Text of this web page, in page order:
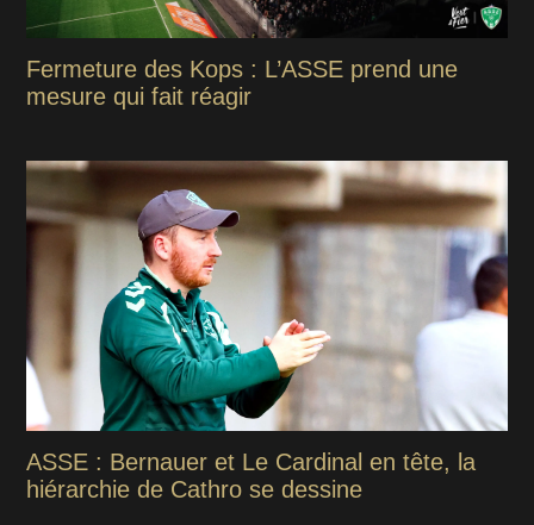
Fermeture des Kops : L’ASSE prend une
mesure qui fait réagir
ASSE : Bernauer et Le Cardinal en tête, la
hiérarchie de Cathro se dessine